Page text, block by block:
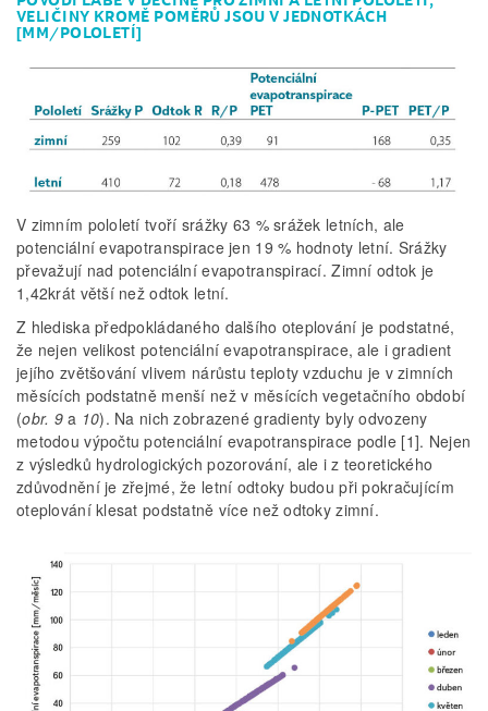
VELIČINY KROMĚ POMĚRŮ JSOU V JEDNOTKÁCH
[MM/POLOLETÍ]
V zimním pololetí tvoří srážky 63 % srážek letních, ale
potenciální evapotranspirace jen 19 % hodnoty letní. Srážky
převažují nad potenciální evapotranspirací. Zimní odtok je
1,42krát větší než odtok letní.
Z hlediska předpokládaného dalšího oteplování je podstatné,
že nejen velikost potenciální evapotranspirace, ale i gradient
jejího zvětšování vlivem nárůstu teploty vzduchu je v zimních
měsících podstatně menší než v měsících vegetačního období
(obr. 9a 10). Na nich zobrazené gradienty byly odvozeny
metodou výpočtu potenciální evapotranspirace podle [1]. Nejen
z výsledků hydrologických pozorování, ale i z teoretického
zdůvodnění je zřejmé, že letní odtoky budou při pokračujícím
oteplování klesat podstatně více než odtoky zimní.